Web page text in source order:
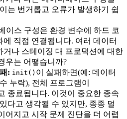
는 번거롭고 오류가 발생하기 쉽
이스 구성은 환경 변수에 하드 코
직접 연결됩니다. 여러 데이터
거나 스테이징 대 프로덕션에 대한
우는 어떻습니까?
: init() 이 실패하면(예: 데이터
누락), 전체 프로그램이
종료됩니다. 이것이 중요한 종속
다고 생각될 수 있지만, 종종 덜
어지고 시작 문제 진단을 더 어렵